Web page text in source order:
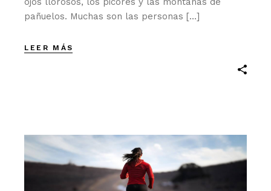
pañuelos. Muchas son las personas […]
LEER MÁS